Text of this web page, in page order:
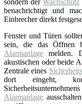
sondern der Wachschutz
benachrichtigt und
Einbrecher direkt
Fenster und Türen
sein, die das Öffnen
Alarmanlage melden.
akustischen oder beide
Zentrale eines
dort eingeht,
Alarmanlage